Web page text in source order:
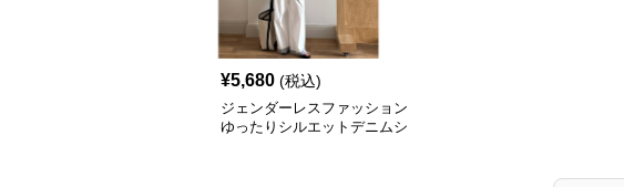
¥5,680 (税込)
ジェンダーレスファッション
ゆったりシルエットデニムシ